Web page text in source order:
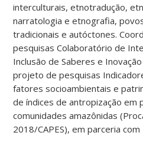
interculturais, etnotradução,
narratologia e etnografia,
tradicionais e autóctones.
pesquisas Colaboratório de
Inclusão de Saberes e Inovação
projeto de pesquisas
fatores socioambientais e
de índices de antropização em
comunidades amazônidas
2018/CAPES), em parceria com